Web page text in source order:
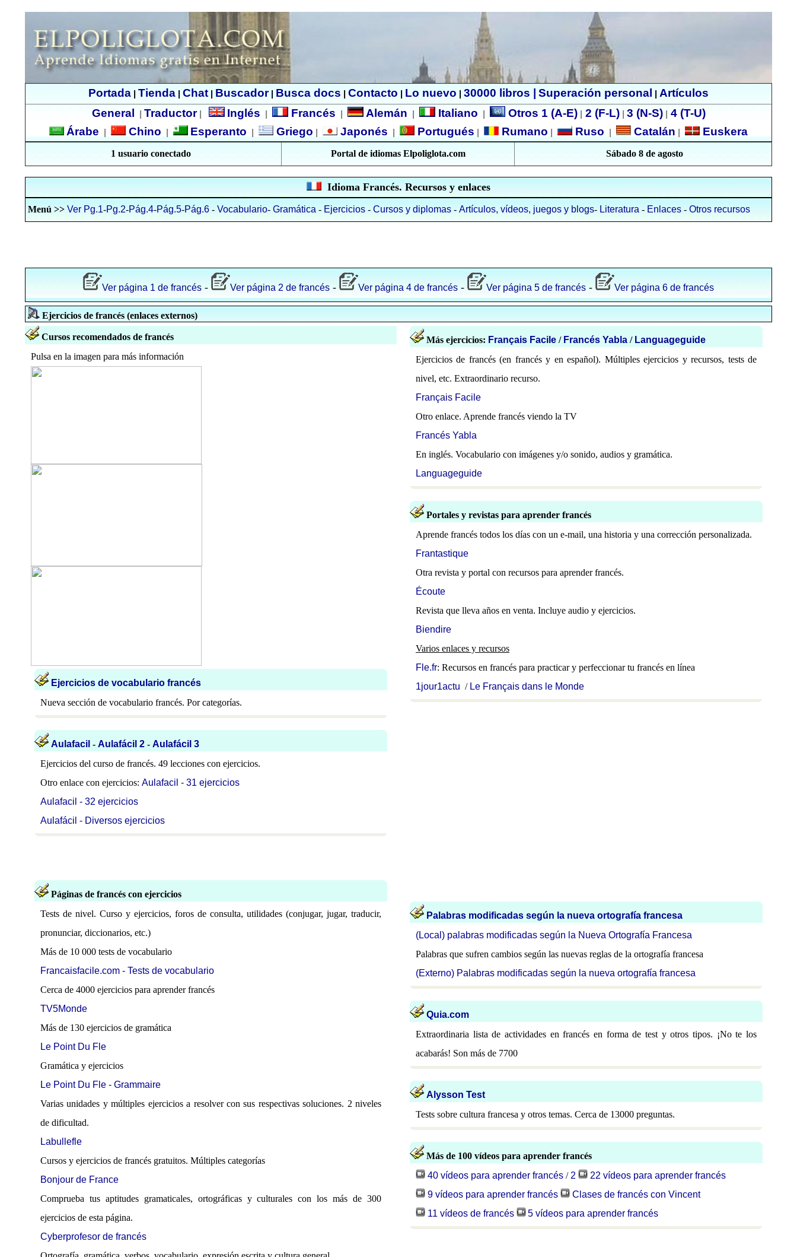
Portada Tienda Chat Buscador| Busca docs Contacto Lo nuevo 30000 libros Superación personal
Artículos
General
Traductor| Inglés Francés Alemán Italiano Otros 1 (A-E)| 2 (F-L)| 3 (N-S)|
4 (T-U)
Árabe
Chino Esperanto Griego Japonés Portugués Rumano Ruso Catalán Euskera
1 usuario conectado Portal de idiomas Elpoliglota.com Sábado 8 de agosto
Idioma Francés. Recursos y enlaces
Menú >> Ver Pg.1-Pg.2-Pág.4-Pág.5-Pág.6 - Vocabulario- Gramática - Ejercicios - Cursos y diplomas - Artículos, vídeos, juegos y blogs- Literatura - Enlaces - Otros recursos
Ver página 1 de francés - Ver página 2 de francés- Ver página 4 de francés- Ver página 5 de francés- Ver página 6 de francés
Ejercicios de francés (enlaces externos)
Cursos recomendados de francés
Pulsa en la imagen para más información
Ejercicios de vocabulario francés
Nueva sección de vocabulario francés. Por categorías.
Aulafacil - Aulafácil 2 - Aulafácil 3
Ejercicios del curso de francés. 49 lecciones con ejercicios.
Otro enlace con ejercicios: Aulafacil - 31 ejercicios
Aulafacil - 32 ejercicios
Aulafácil - Diversos ejercicios
Páginas de francés con ejercicios
Tests de nivel. Curso y ejercicios, foros de consulta, utilidades (conjugar, jugar, traducir,
pronunciar, diccionarios, etc.)
Más de 10 000 tests de vocabulario
Francaisfacile.com - Tests de vocabulario
Cerca de 4000 ejercicios para aprender francés
TV5Monde
Más de 130 ejercicios de gramática
Le Point Du Fle
Gramática y ejercicios
Le Point Du Fle - Grammaire
Varias unidades y múltiples ejercicios a resolver con sus respectivas soluciones. 2 niveles
de dificultad.
Labullefle
Cursos y ejercicios de francés gratuitos. Múltiples categorías
Bonjour de France
Comprueba tus aptitudes gramaticales, ortográficas y culturales con los más de 300
ejercicios de esta página.
Cyberprofesor de francés
Más ejercicios: Français Facile / Francés Yabla / Languageguide
Ejercicios de francés (en francés y en español). Múltiples ejercicios y recursos, tests de
nivel, etc. Extraordinario recurso.
Français Facile
Otro enlace. Aprende francés viendo la TV
Francés Yabla
En inglés. Vocabulario con imágenes y/o sonido, audios y gramática.
Languageguide
Portales y revistas para aprender francés
Aprende francés todos los días con un e-mail, una historia y una corrección personalizada.
Frantastique
Otra revista y portal con recursos para aprender francés.
Écoute
Revista que lleva años en venta. Incluye audio y ejercicios.
Biendire
Varios enlaces y recursos
Fle.fr: Recursos en francés para practicar y perfeccionar tu francés en línea
1jour1actu / Le Français dans le Monde
Palabras modificadas según la nueva ortografía francesa
(Local) palabras modificadas según la Nueva Ortografía Francesa
Palabras que sufren cambios según las nuevas reglas de la ortografía francesa
(Externo) Palabras modificadas según la nueva ortografía francesa
Quia.com
Extraordinaria lista de actividades en francés en forma de test y otros tipos. ¡No te los
acabarás! Son más de 7700
Alysson Test
Tests sobre cultura francesa y otros temas. Cerca de 13000 preguntas.
Más de 100 vídeos para aprender francés
40 vídeos para aprender francés / 2
22 vídeos para aprender francés
9 vídeos para aprender francés
Clases de francés con Vincent
11 vídeos de francés
5 vídeos para aprender francés